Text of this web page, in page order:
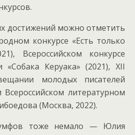
достижений можно отметить
конкурсе «Есть только
Всероссийском конкурсе
«Собака Керуака» (2021), XII
молодых писателей
Всероссийском литературном
(Москва, 2022).
тоже немало — Юлия